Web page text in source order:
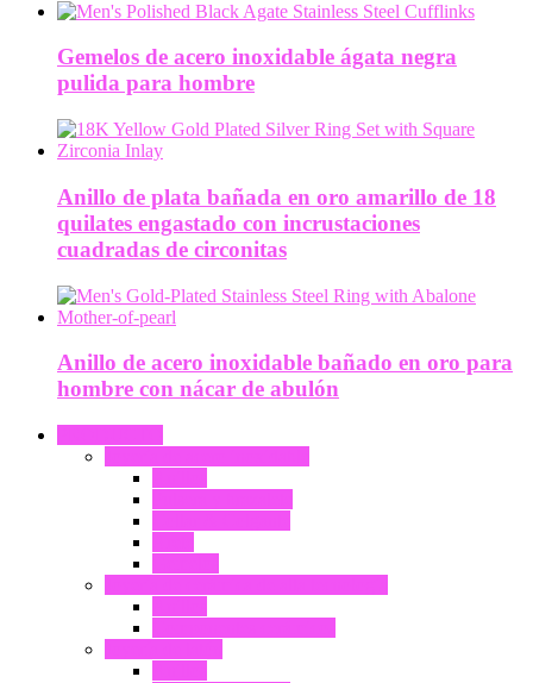
Gemelos de acero inoxidable ágata negra
pulida para hombre
Anillo de plata bañada en oro amarillo de 18
quilates engastado con incrustaciones
cuadradas de circonitas
Anillo de acero inoxidable bañado en oro para
hombre con nácar de abulón